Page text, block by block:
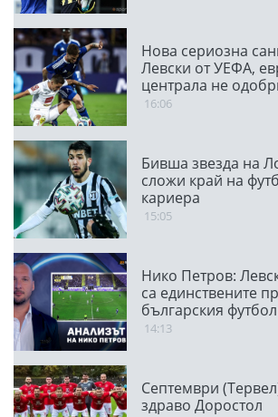
Нова сериозна
Левски от УЕФА,
централа не
транспарант
16:06
Бивша звезда на
сложи край на
кариера
15:05
Нико Петров:
са единствените
българския футбол
14:13
Септември
здраво Доростол